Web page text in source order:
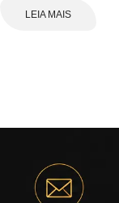
LEIA MAIS